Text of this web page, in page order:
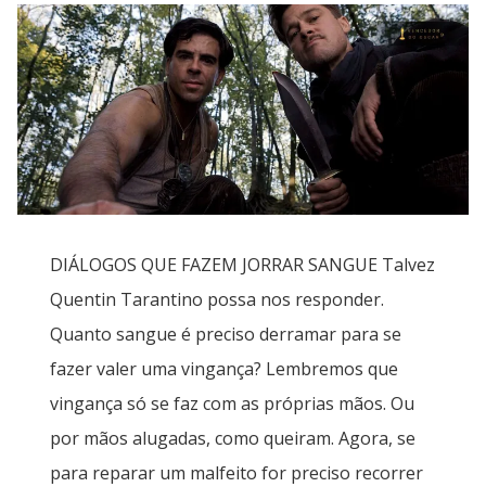
DIÁLOGOS QUE FAZEM JORRAR SANGUE Talvez
Quentin Tarantino possa nos responder.
Quanto sangue é preciso derramar para se
fazer valer uma vingança? Lembremos que
vingança só se faz com as próprias mãos. Ou
por mãos alugadas, como queiram. Agora, se
para reparar um malfeito for preciso recorrer